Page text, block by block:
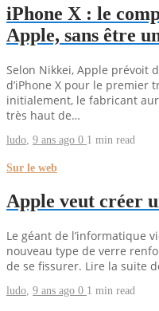
iPhone X : le
Apple, sans être
Selon Nikkei, Apple prévoit
d’iPhone X pour le premier
initialement, le fabricant
très haut de…
ludo, 9 ans ago 0 1 min read
Sur le web
Apple veut créer
Le géant de l’informatique
nouveau type de verre
de se fissurer. Lire la suite
ludo 9 ans ago 0 1 min read